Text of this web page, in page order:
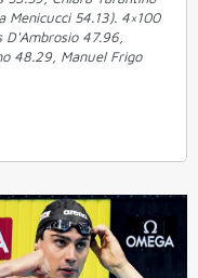
Menicucci 54.13). 4×100
47.96,
48.29, Manuel Frigo